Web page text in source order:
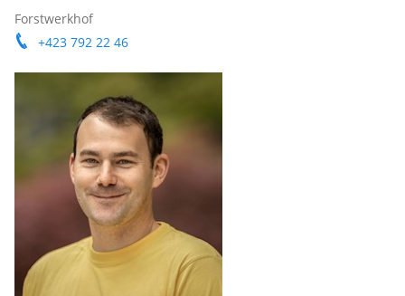
Forstwerkhof
+423 792 22 46